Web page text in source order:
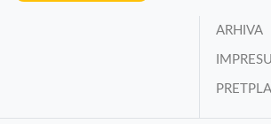
ARHIVA